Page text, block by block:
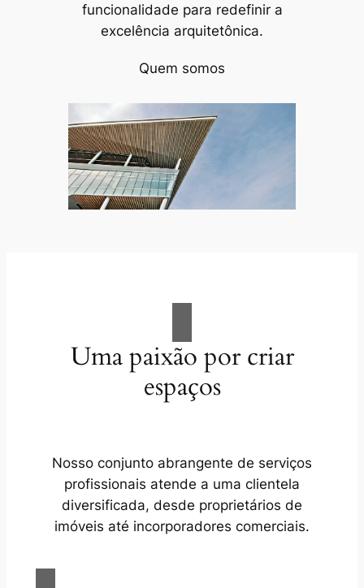
funcionalidade para redefinir a
excelência arquitetônica.
Quem somos
Uma paixão por criar
espaços
Nosso conjunto abrangente de serviços
profissionais atende a uma clientela
diversificada, desde proprietários de
imóveis até incorporadores comerciais.